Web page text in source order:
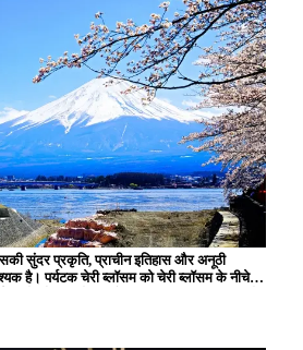
प्रकृति, प्राचीन इतिहास और अनूठी
चेरी ब्लॉसम को चेरी ब्लॉसम के नीचे